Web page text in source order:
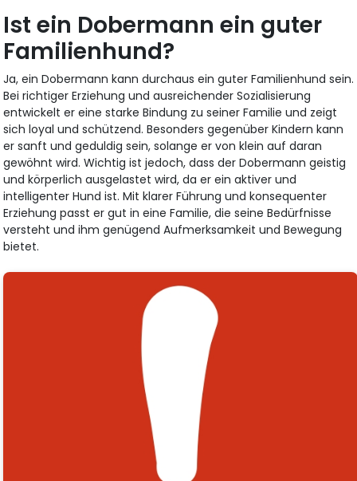
Ist ein Dobermann ein guter
Familienhund?
Ja, ein Dobermann kann durchaus ein guter Familienhund sein.
Bei richtiger Erziehung und ausreichender Sozialisierung
entwickelt er eine starke Bindung zu seiner Familie und zeigt
sich loyal und schützend. Besonders gegenüber Kindern kann
er sanft und geduldig sein, solange er von klein auf daran
gewöhnt wird. Wichtig ist jedoch, dass der Dobermann geistig
und körperlich ausgelastet wird, da er ein aktiver und
intelligenter Hund ist. Mit klarer Führung und konsequenter
Erziehung passt er gut in eine Familie, die seine Bedürfnisse
versteht und ihm genügend Aufmerksamkeit und Bewegung
bietet.